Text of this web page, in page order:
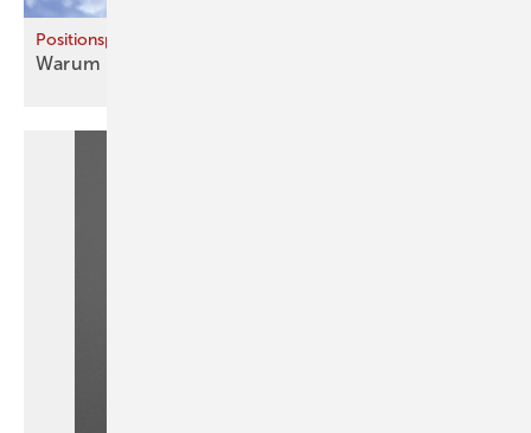
Positionspapier
Warum mit Wasserstoff